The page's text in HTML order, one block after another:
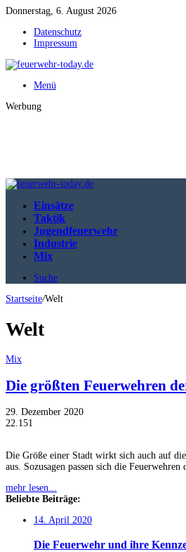
Donnerstag, 6. August 2026
Datenschutz
Impressum
Menü
Werbung
Einsätze
Taktik
Jugendfeuerwehr
Industrie
Mix
Suche
Startseite/Welt
Welt
Mix
Die größten Feuerwehren
29. Dezember 2020
22.151
Die Größe einer Stadt wirkt sich auch auf
aus. Sozusagen passen sich die
mehr lesen...
Beliebte Beiträge:
14. April 2020
Die Feuerwehr und ihre